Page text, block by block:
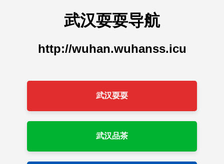
武汉耍耍导航
http://wuhan.wuhanss.icu
武汉耍耍
武汉品茶